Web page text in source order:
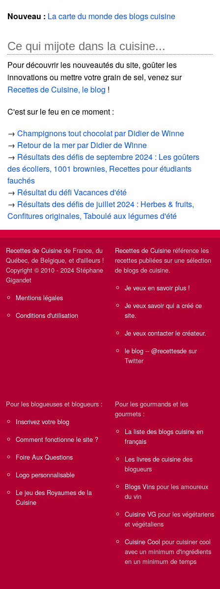
Nouveau : La carte du monde des blogs cuisine
Ce qui mijote dans la cuisine...
Pour découvrir les nouveautés du site, goûter les
innovations ou mettre votre grain de sel, venez sur
Recettes de Cuisine, le blog !
C'est sur le feu en ce moment :
→ Champignons tout chocolat par Didier de Winne
→ Retour de la mer par Didier de Winne
→ Résultats des défis de septembre 2024 : Les goûters
des écoliers, 1001 brownies, Recettes pour étudiants
fauchés
→ Résultat du défi Vacances d'été
→ Résultats des défis de juillet 2024 : Herbes & fruits,
Confitures originales, Taboulé aux légumes d'été
Recettes de Cuisine de France, du
Québec, de Belgique, et d'ailleurs !
Copyright © 2010 - 2024 Stéphane
Gigandet
Mentions légales
Conditions d'utilisation
Recettes de Cuisine référence les
recettes publiées sur une sélection
de blogs de cuisine.
Je veux en savoir plus !
Je veux savoir qui a créé ce
site.
Je veux contacter le créateur.
le blog -- @recettesde sur
Twitter
Pour les blogueuses et blogueurs :
Inscrivez votre blog
Comment fonctionne le site ?
Foire Aux Questions
Logo personnalisable
Le jeu des Royaumes de la
Cuisine
Pour les gourmands et les
gourmets :
La liste des blogs cuisine en
français
Les livres de cuisine des
blogueurs
Blogs Vins pour les amoureux
du vin
Cuisine VG pour les végétariens
et végétaliens
Cuisine Cool pour cuisiner cool
avec un minimum d'ingrédients
en un minimum de temps